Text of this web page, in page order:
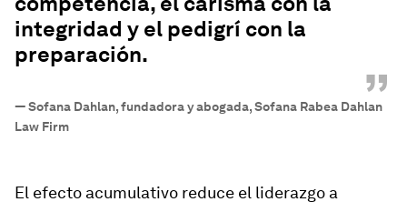
integridad y el pedigrí con la
preparación.
”
—Sofana Dahlan, fundadora y abogada, Sofana Rabea Dahlan
Law Firm
El efecto acumulativo reduce el liderazgo a